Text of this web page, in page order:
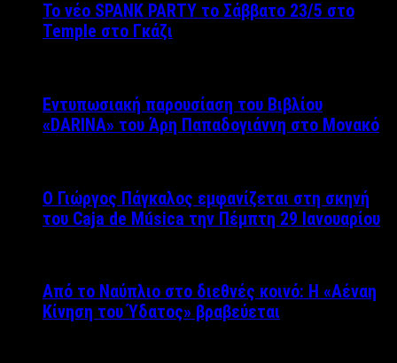
Το νέο SPANK PARTY το Σάββατο 23/5 στο
Temple στο Γκάζι
Εντυπωσιακή παρουσίαση του Βιβλίου
«DARINA» του Άρη Παπαδογιάννη στο Μονακό
Ο Γιώργος Πάγκαλος εμφανίζεται στη σκηνή
του Caja de Música την Πέμπτη 29 Ιανουαρίου
Από το Ναύπλιο στο διεθνές κοινό: Η «Αέναη
Κίνηση του Ύδατος» βραβεύεται